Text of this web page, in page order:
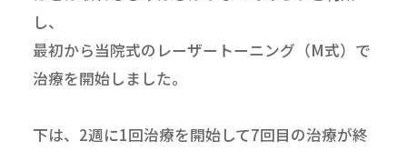
し、
最初から当院式のレーザートーニング（M式）で
治療を開始しました。
下は、2週に1回治療を開始して7回目の治療が終